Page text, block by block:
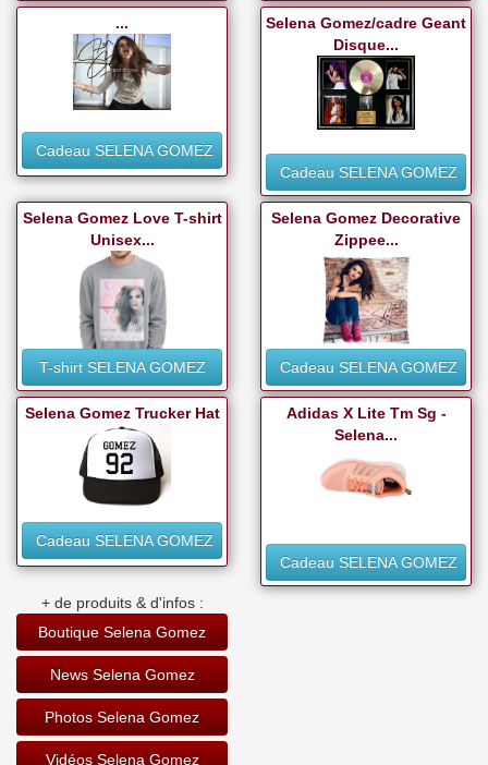
...
Cadeau SELENA GOMEZ
Selena Gomez/cadre Geant
Disque...
Cadeau SELENA GOMEZ
Selena Gomez Love T-shirt
Unisex...
T-shirt SELENA GOMEZ
Selena Gomez Decorative
Zippee...
Cadeau SELENA GOMEZ
Selena Gomez Trucker Hat
Cadeau SELENA GOMEZ
Adidas X Lite Tm Sg -
Selena...
Cadeau SELENA GOMEZ
+ de produits & d'infos :
Boutique Selena Gomez
News Selena Gomez
Photos Selena Gomez
Vidéos Selena Gomez